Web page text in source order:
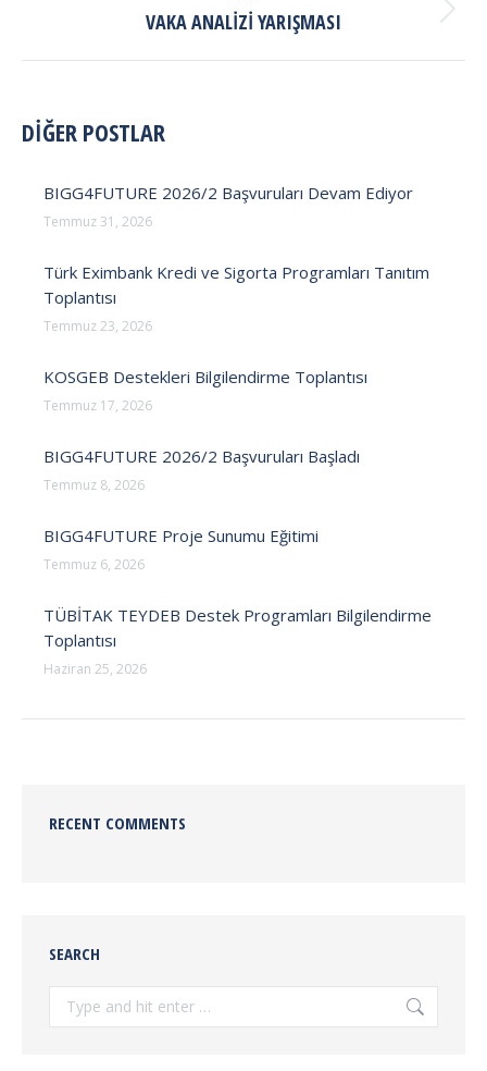
Next
VAKA ANALIZI YARIŞMASI
DİĞER POSTLAR
BIGG4FUTURE 2026/2 Başvuruları Devam Ediyor
Temmuz 31, 2026
Türk Eximbank Kredi ve Sigorta Programları Tanıtım
Toplantısı
Temmuz 23, 2026
KOSGEB Destekleri Bilgilendirme Toplantısı
Temmuz 17, 2026
BIGG4FUTURE 2026/2 Başvuruları Başladı
Temmuz 8, 2026
BIGG4FUTURE Proje Sunumu Eğitimi
Temmuz 6, 2026
TÜBİTAK TEYDEB Destek Programları Bilgilendirme
Toplantısı
Haziran 25, 2026
RECENT COMMENTS
SEARCH
Search: